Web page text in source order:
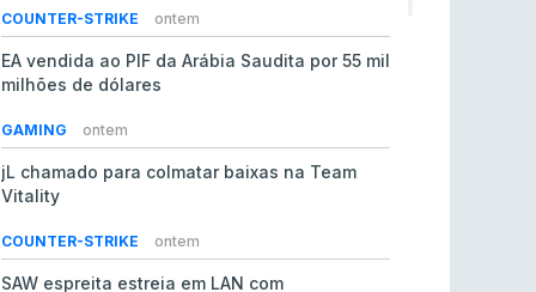
COUNTER-STRIKE ontem
EA vendida ao PIF da Arábia Saudita por 55 mil
milhões de dólares
GAMING ontem
jL chamado para colmatar baixas na Team
Vitality
COUNTER-STRIKE ontem
SAW espreita estreia em LAN com